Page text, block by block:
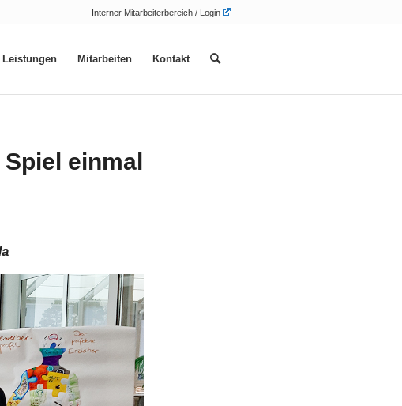
Interner Mitarbeiterbereich / Login
Leistungen Mitarbeiten Kontakt
einmal